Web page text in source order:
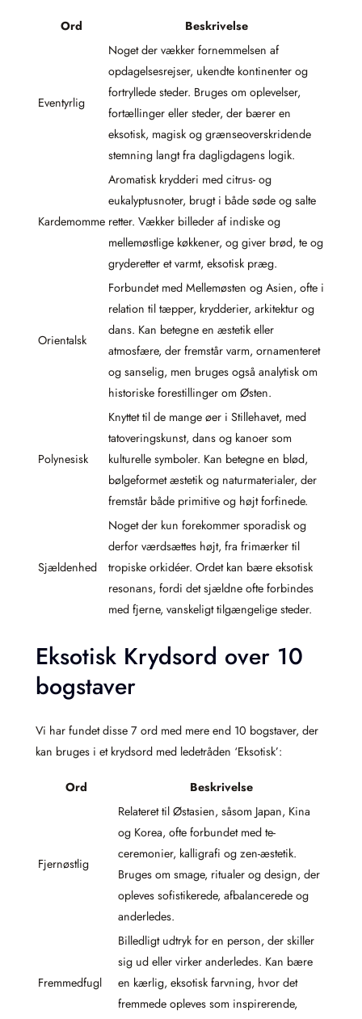
Ord Beskrivelse
Eventyrlig
Noget der vækker fornemmelsen af
opdagelsesrejser, ukendte kontinenter og
fortryllede steder. Bruges om oplevelser,
fortællinger eller steder, der bærer en
eksotisk, magisk og grænseoverskridende
stemning langt fra dagligdagens logik.
Kardemomme
Aromatisk krydderi med citrus- og
eukalyptusnoter, brugt i både søde og salte
retter. Vækker billeder af indiske og
mellemøstlige køkkener, og giver brød, te og
gryderetter et varmt, eksotisk præg.
Orientalsk
Forbundet med Mellemøsten og Asien, ofte i
relation til tæpper, krydderier, arkitektur og
dans. Kan betegne en æstetik eller
atmosfære, der fremstår varm, ornamenteret
og sanselig, men bruges også analytisk om
historiske forestillinger om Østen.
Polynesisk
Knyttet til de mange øer i Stillehavet, med
tatoveringskunst, dans og kanoer som
kulturelle symboler. Kan betegne en blød,
bølgeformet æstetik og naturmaterialer, der
fremstår både primitive og højt forfinede.
Sjældenhed
Noget der kun forekommer sporadisk og
derfor værdsættes højt, fra frimærker til
tropiske orkidéer. Ordet kan bære eksotisk
resonans, fordi det sjældne ofte forbindes
med fjerne, vanskeligt tilgængelige steder.
Eksotisk Krydsord over 10
bogstaver
Vi har fundet disse 7 ord med mere end 10 bogstaver, der
kan bruges i et krydsord med ledetråden ‘Eksotisk’:
Ord Beskrivelse
Fjernøstlig
Relateret til Østasien, såsom Japan, Kina
og Korea, ofte forbundet med te-
ceremonier, kalligrafi og zen-æstetik.
Bruges om smage, ritualer og design, der
opleves sofistikerede, afbalancerede og
anderledes.
Fremmedfugl
Billedligt udtryk for en person, der skiller
sig ud eller virker anderledes. Kan bære
en kærlig, eksotisk farvning, hvor det
fremmede opleves som inspirerende,